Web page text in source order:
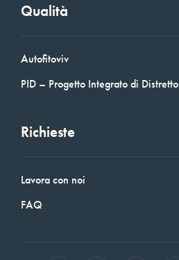
Qualità
Autofitoviv
PID – Progetto Integrato di Distretto
Richieste
Lavora con noi
FAQ